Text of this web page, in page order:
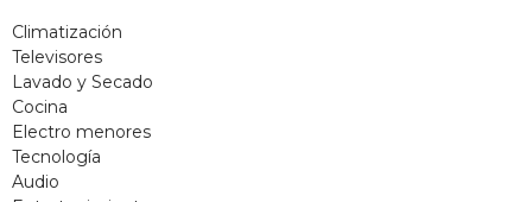
Climatización
Televisores
Lavado y Secado
Cocina
Electro menores
Tecnología
Audio